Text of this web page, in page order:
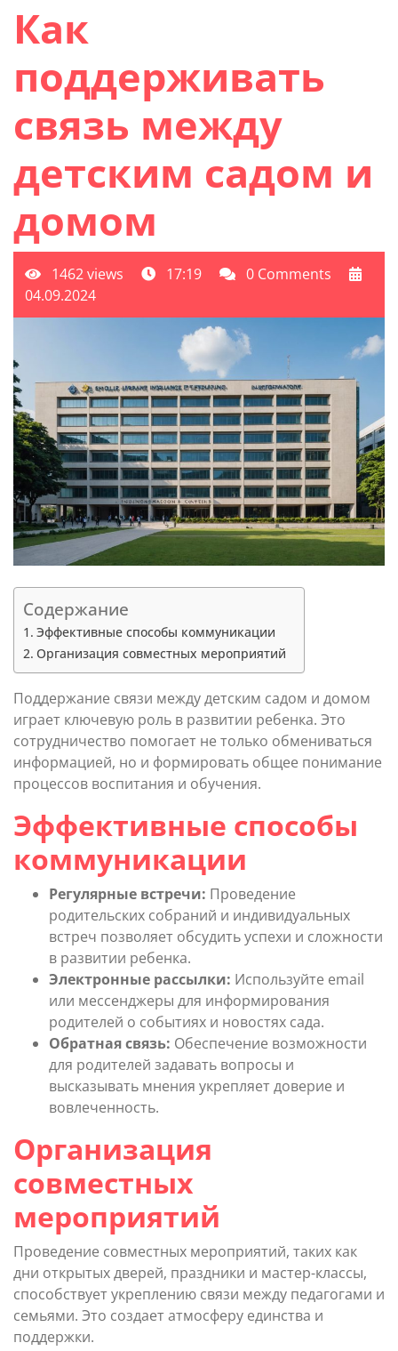
Как
поддерживать
связь между
детским садом и
домом
1462 views 17:19
0 Comments
04.09.2024
Содержание
Эффективные способы коммуникации
Организация совместных мероприятий
Поддержание связи между детским садом и домом
играет ключевую роль в развитии ребенка. Это
сотрудничество помогает не только обмениваться
информацией, но и формировать общее понимание
процессов воспитания и обучения.
Эффективные способы
коммуникации
Регулярные встречи: Проведение
родительских собраний и индивидуальных
встреч позволяет обсудить успехи и сложности
в развитии ребенка.
Электронные рассылки: Используйте email
или мессенджеры для информирования
родителей о событиях и новостях сада.
Обратная связь: Обеспечение возможности
для родителей задавать вопросы и
высказывать мнения укрепляет доверие и
вовлеченность.
Организация
совместных
мероприятий
Проведение совместных мероприятий, таких как
дни открытых дверей, праздники и мастер-классы,
способствует укреплению связи между педагогами и
семьями. Это создает атмосферу единства и
поддержки.